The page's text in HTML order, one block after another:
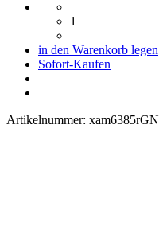
1
in den Warenkorb legen
Sofort-Kaufen
Artikelnummer: xam6385rGN